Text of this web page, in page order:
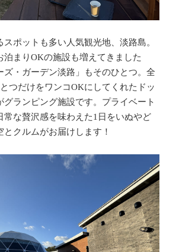
スポットも多い人気観光地、淡路島。
泊まりOKの施設も増えてきました
ズ・ガーデン淡路」もそのひとつ。全
つだけをワンコOKにしてくれたドッ
グランピング施設です。プライベート
常な贅沢感を味わえた1 日をいぬやど
とクルムがお届けします！